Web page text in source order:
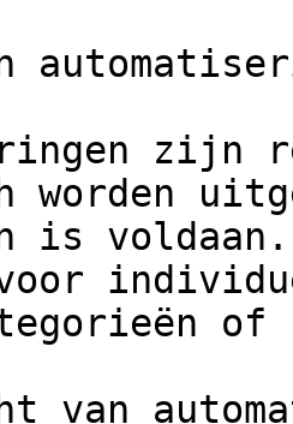
zijn
worden
is
van